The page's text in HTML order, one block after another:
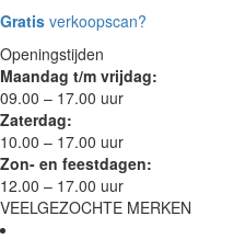
Gratis verkoopscan?
Openingstijden
Maandag t/m vrijdag:
09.00 – 17.00 uur
Zaterdag:
10.00 – 17.00 uur
Zon- en feestdagen:
12.00 – 17.00 uur
VEELGEZOCHTE MERKEN